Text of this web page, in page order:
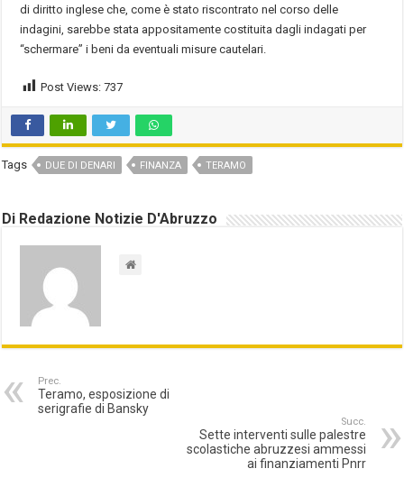
di diritto inglese che, come è stato riscontrato nel corso delle
indagini, sarebbe stata appositamente costituita dagli indagati per
“schermare” i beni da eventuali misure cautelari.
Post Views: 737
Tags DUE DI DENARI FINANZA TERAMO
Di Redazione Notizie D'Abruzzo
Prec.
Teramo, esposizione di
serigrafie di Bansky
Succ.
Sette interventi sulle palestre
scolastiche abruzzesi ammessi
ai finanziamenti Pnrr